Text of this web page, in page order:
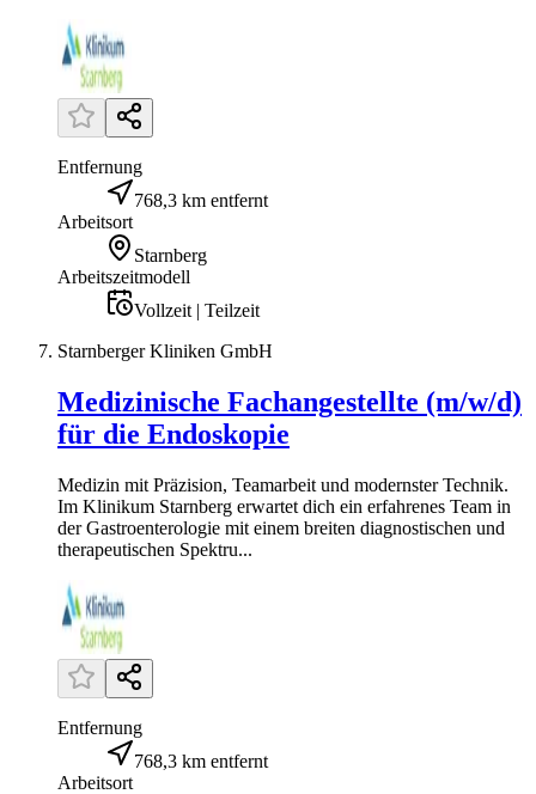
Entfernung
768,3 km entfernt
Arbeitsort
Starnberg
Arbeitszeitmodell
Vollzeit | Teilzeit
Starnberger Kliniken GmbH
Medizinische Fachangestellte (m/w/d)
für die Endoskopie
Medizin mit Präzision, Teamarbeit und modernster Technik.
Im Klinikum Starnberg erwartet dich ein erfahrenes Team in
der Gastroenterologie mit einem breiten diagnostischen und
therapeutischen Spektru...
Entfernung
768,3 km entfernt
Arbeitsort